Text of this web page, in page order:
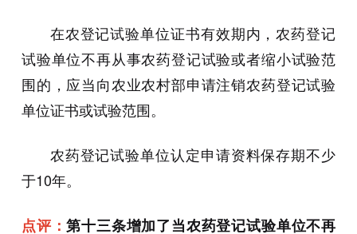
在农登记试验单位证书有效期内，农药登记
试验单位不再从事农药登记试验或者缩小试验范
围的，应当向农业农村部申请注销农药登记试验
单位证书或试验范围。
农药登记试验单位认定申请资料保存期不少
于10年。
点评：第十三条增加了当农药登记试验单位不再